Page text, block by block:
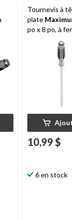
Tournevis à
plate
po x 8 po, à
prise en
tige
10,99 $
6 en stock